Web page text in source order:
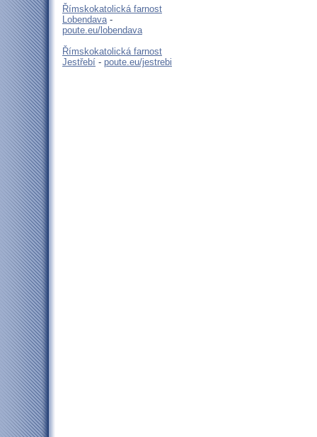
Římskokatolická farnost
Lobendava-
poute.eu/lobendava
Římskokatolická farnost
Jestřebí - poute.eu/jestrebi